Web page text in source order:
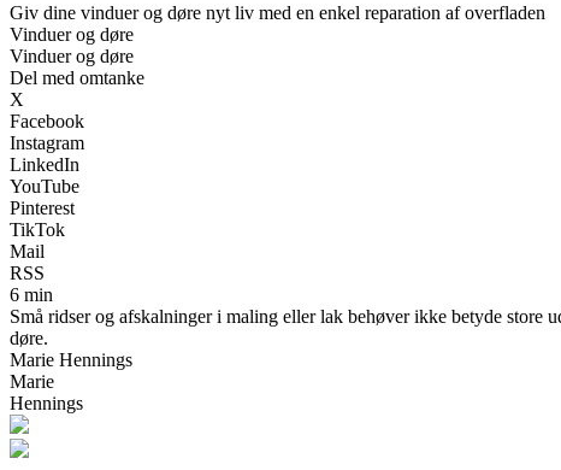
Giv dine vinduer og døre nyt liv med en enkel reparation af overfladen
Vinduer og døre
Vinduer og døre
Del med omtanke
X
Facebook
Instagram
LinkedIn
YouTube
Pinterest
TikTok
Mail
RSS
6 min
Små ridser og afskalninger i maling eller lak behøver ikke betyde
døre.
Marie Hennings
Marie
Hennings